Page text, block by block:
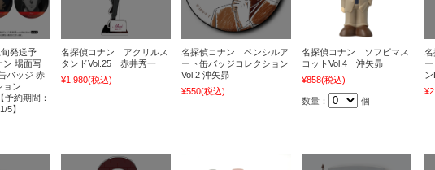
旬発送予
ン 場面写
バッジ 赤
ョン
予約期間：
5】
名探偵コナン アクリルス
タンドVol.25 赤井秀一
¥1,980(税込)
名探偵コナン ペンシルア
ート缶バッジコレクション
Vol.2 沖矢昴
¥550(税込)
名探偵コナン ソフビマス
コットVol.4 沖矢昴
¥858(税込)
数量： 個